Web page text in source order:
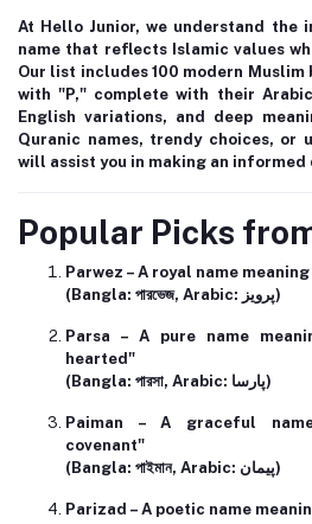
At Hello Junior, we understand the
name that reflects Islamic values
Our list includes 100 modern Muslim
with "P," complete with their
English variations, and deep
Quranic names, trendy choices, or
will assist you in making an informed
Popular Picks
Parwez – A royal name
(Bangla: পারভেজ, Arabic: پرویز)
Parsa – A pure name
hearted"
(Bangla: পারসা, Arabic: پارسا)
Paiman – A graceful
covenant"
(Bangla: পাইমান, Arabic: پیمان)
Parizad – A poetic name